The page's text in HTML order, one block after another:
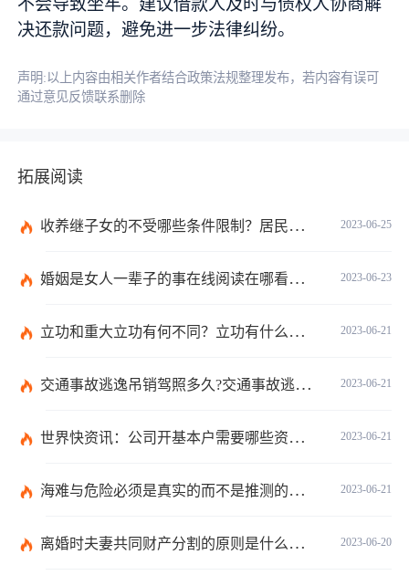
决还款问题，避免进一步法律纠纷。
声明:以上内容由相关作者结合政策法规整理发布，若内容有误可
通过意见反馈联系删除
拓展阅读
2023-06-25
收养继子女的不受哪些条件限制？居民收养登记不受限制的情形有哪些？_热议
2023-06-23
婚姻是女人一辈子的事在线阅读在哪看？婚姻是女人一辈子的事讲的什么？|环球今日报
2023-06-21
立功和重大立功有何不同？立功有什么好处？
2023-06-21
交通事故逃逸吊销驾照多久?交通事故逃逸的认定标准是什么?-世界独家
2023-06-21
世界快资讯：公司开基本户需要哪些资料？开基本户的程序是什么？
2023-06-21
海难与危险必须是真实的而不是推测的吗？
2023-06-20
离婚时夫妻共同财产分割的原则是什么？离婚的共同财产怎么分割？